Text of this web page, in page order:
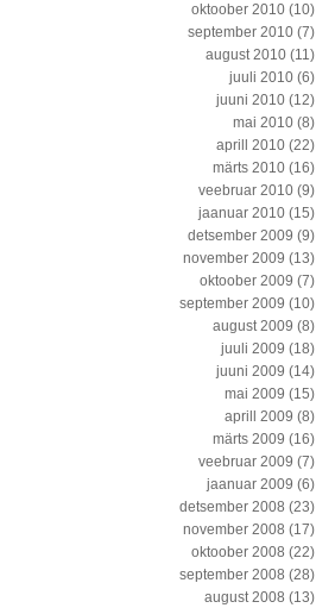
oktoober 2010 (10)
september 2010 (7)
august 2010 (11)
juuli 2010 (6)
juuni 2010 (12)
mai 2010 (8)
aprill 2010 (22)
märts 2010 (16)
veebruar 2010 (9)
jaanuar 2010 (15)
detsember 2009 (9)
november 2009 (13)
oktoober 2009 (7)
september 2009 (10)
august 2009 (8)
juuli 2009 (18)
juuni 2009 (14)
mai 2009 (15)
aprill 2009 (8)
märts 2009 (16)
veebruar 2009 (7)
jaanuar 2009 (6)
detsember 2008 (23)
november 2008 (17)
oktoober 2008 (22)
september 2008 (28)
august 2008 (13)